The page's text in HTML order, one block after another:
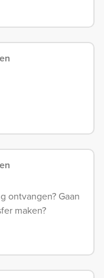
ontvangen? Gaan
maken?